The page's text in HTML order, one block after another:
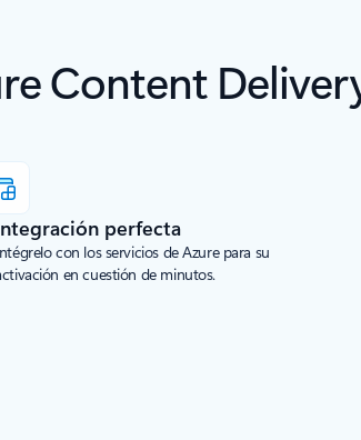
Content
perfecta
con los servicios de Azure para su
en cuestión de minutos.